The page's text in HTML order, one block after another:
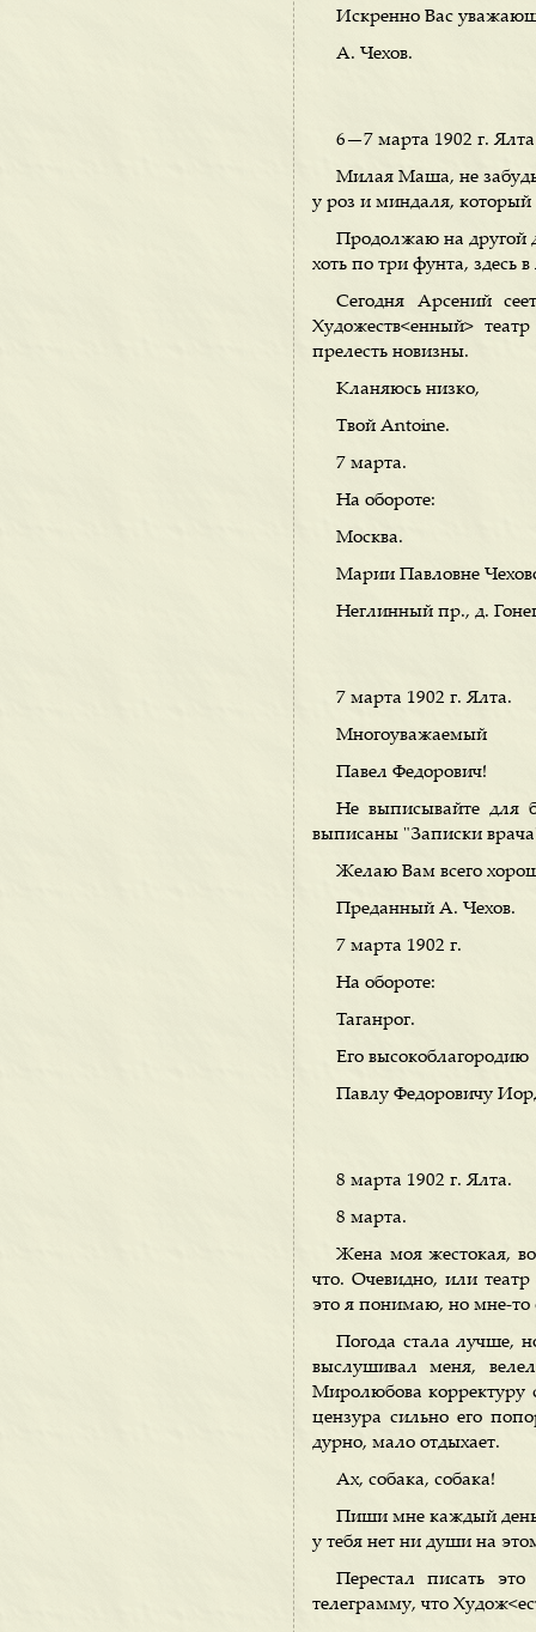
Искренно Вас
А. Чехов.
6—7 марта 1902 г.
Милая Маша, не забудь
у роз и миндаля,
Продолжаю на другой
хоть по три фунта, здесь
Сегодня Арсений
Художеств<енный>
прелесть новизны.
Кланяюсь низко,
Твой Antoine.
7 марта.
На обороте:
Москва.
Марии Павловне
Неглинный пр., д.
7 марта 1902 г. Ялта.
Многоуважаемый
Павел Федорович!
Не выписывайте для
выписаны "Записки
Желаю Вам всего
Преданный А. Чехов.
7 марта 1902 г.
На обороте:
Таганрог.
Его высокоблагородию
Павлу Федоровичу
8 марта 1902 г. Ялта.
8 марта.
Жена моя жестокая,
что. Очевидно, или
это я понимаю, но мне-то
Погода стала лучше,
выслушивал меня,
Миролюбова корректуру
цензура сильно его
дурно, мало отдыхает.
Ах, собака, собака!
Пиши мне каждый день,
у тебя нет ни души на
Перестал писать
телеграмму, что